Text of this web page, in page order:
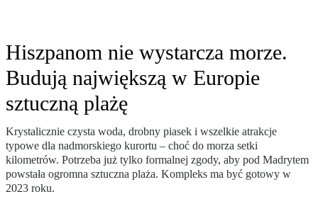
Hiszpanom nie wystarcza morze.
Budują największą w Europie
sztuczną plażę
Krystalicznie czysta woda, drobny piasek i wszelkie atrakcje
typowe dla nadmorskiego kurortu – choć do morza setki
kilometrów. Potrzeba już tylko formalnej zgody, aby pod Madrytem
powstała ogromna sztuczna plaża. Kompleks ma być gotowy w
2023 roku.